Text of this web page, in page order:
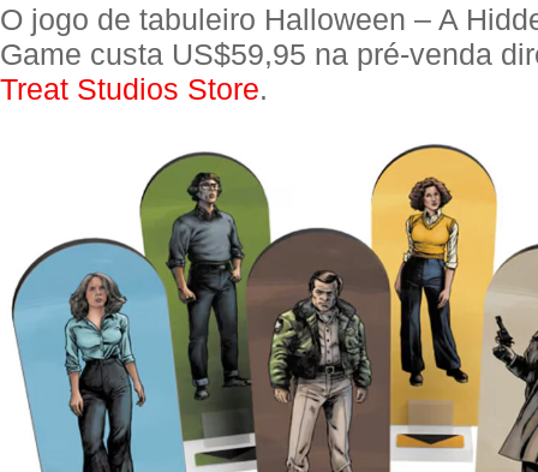
O jogo de tabuleiro Halloween – A
Game custa US$59,95 na pré-venda
Treat Studios Store.